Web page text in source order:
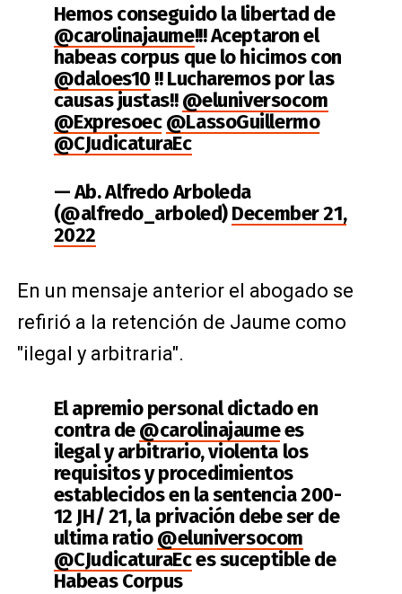
Hemos conseguido la libertad de
@carolinajaume!!! Aceptaron el
habeas corpus que lo hicimos con
@daloes10 !! Lucharemos por las
causas justas!!@eluniversocom
@Expresoec @LassoGuillermo
@CJudicaturaEc
— Ab. Alfredo Arboleda
(@alfredo_arboled)December 21,
2022
En un mensaje anterior el abogado se
refirió a la retención de Jaume como
"ilegal y arbitraria".
El apremio personal dictado en
contra de@carolinajaumees
ilegal y arbitrario, violenta los
requisitos y procedimientos
establecidos en la sentencia 200-
12 JH/ 21, la privación debe ser de
ultima ratio@eluniversocom
@CJudicaturaEces suceptible de
Habeas Corpus